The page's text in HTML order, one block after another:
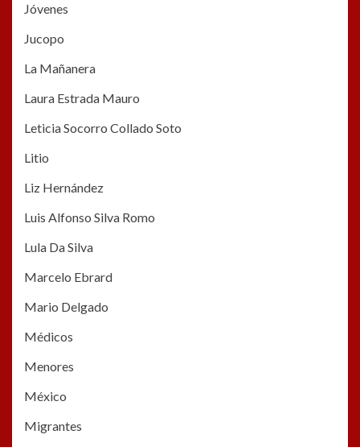
Jóvenes
Jucopo
La Mañanera
Laura Estrada Mauro
Leticia Socorro Collado Soto
Litio
Liz Hernández
Luis Alfonso Silva Romo
Lula Da Silva
Marcelo Ebrard
Mario Delgado
Médicos
Menores
México
Migrantes